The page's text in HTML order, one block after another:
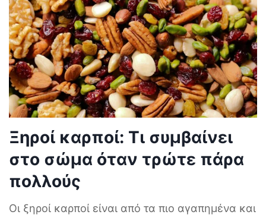
Ξηροί καρποί: Τι συμβαίνει
στο σώμα όταν τρώτε πάρα
πολλούς
Οι ξηροί καρποί είναι από τα πιο αγαπημένα και